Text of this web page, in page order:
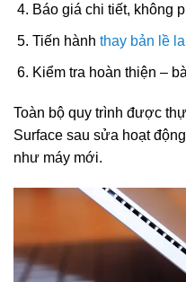
Báo giá chi tiết, không
Tiến hành thay bản lề
Kiểm tra hoàn thiện –
Toàn bộ quy trình được
Surface sau sửa hoạt
như máy mới.